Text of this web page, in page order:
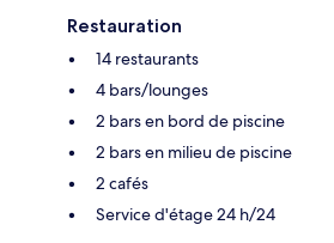
Restauration
14 restaurants
4 bars/lounges
2 bars en bord de piscine
2 bars en milieu de piscine
2 cafés
Service d'étage 24 h/24